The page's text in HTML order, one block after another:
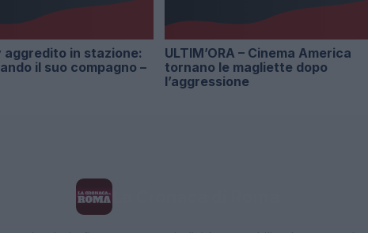
aggredito in stazione:
il suo compagno –
ULTIM’ORA – Cinema America
tornano le magliette dopo
l’aggressione